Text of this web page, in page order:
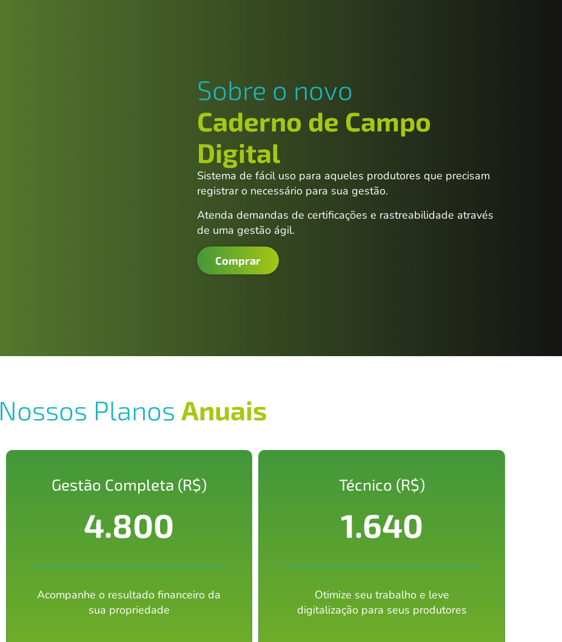
Sobre o novo
Caderno de Campo
Digital
Sistema de fácil uso para aqueles produtores que precisam
registrar o necessário para sua gestão.
Atenda demandas de certificações e rastreabilidade através
de uma gestão ágil.
Comprar
Nossos Planos Anuais
Gestão Completa (R$)
4.800
Acompanhe o resultado financeiro da
sua propriedade
Técnico (R$)
1.640
Otimize seu trabalho e leve
digitalização para seus produtores